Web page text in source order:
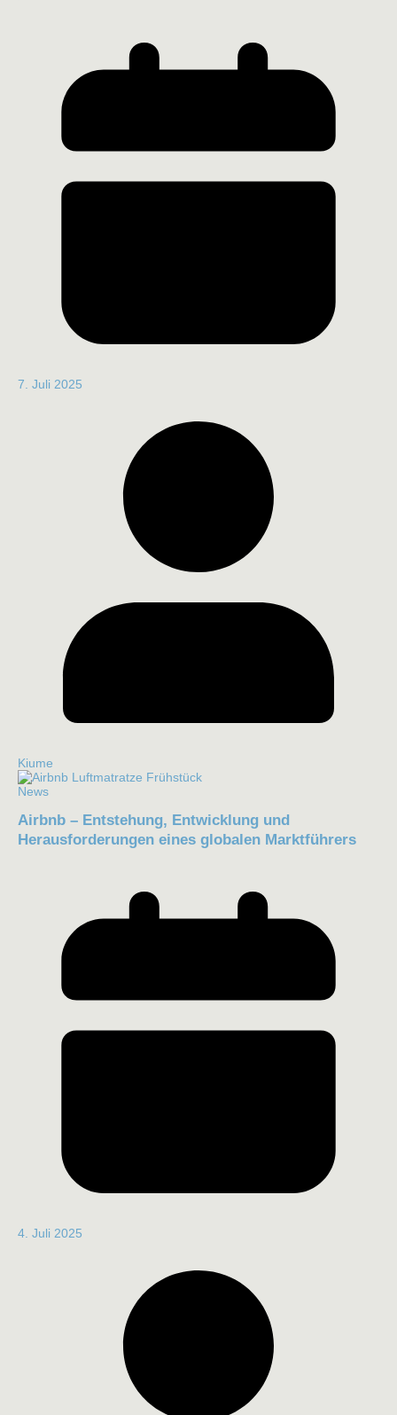
7. Juli 2025
Kiume
News
Airbnb – Entstehung, Entwicklung und
Herausforderungen eines globalen Marktführers
4. Juli 2025